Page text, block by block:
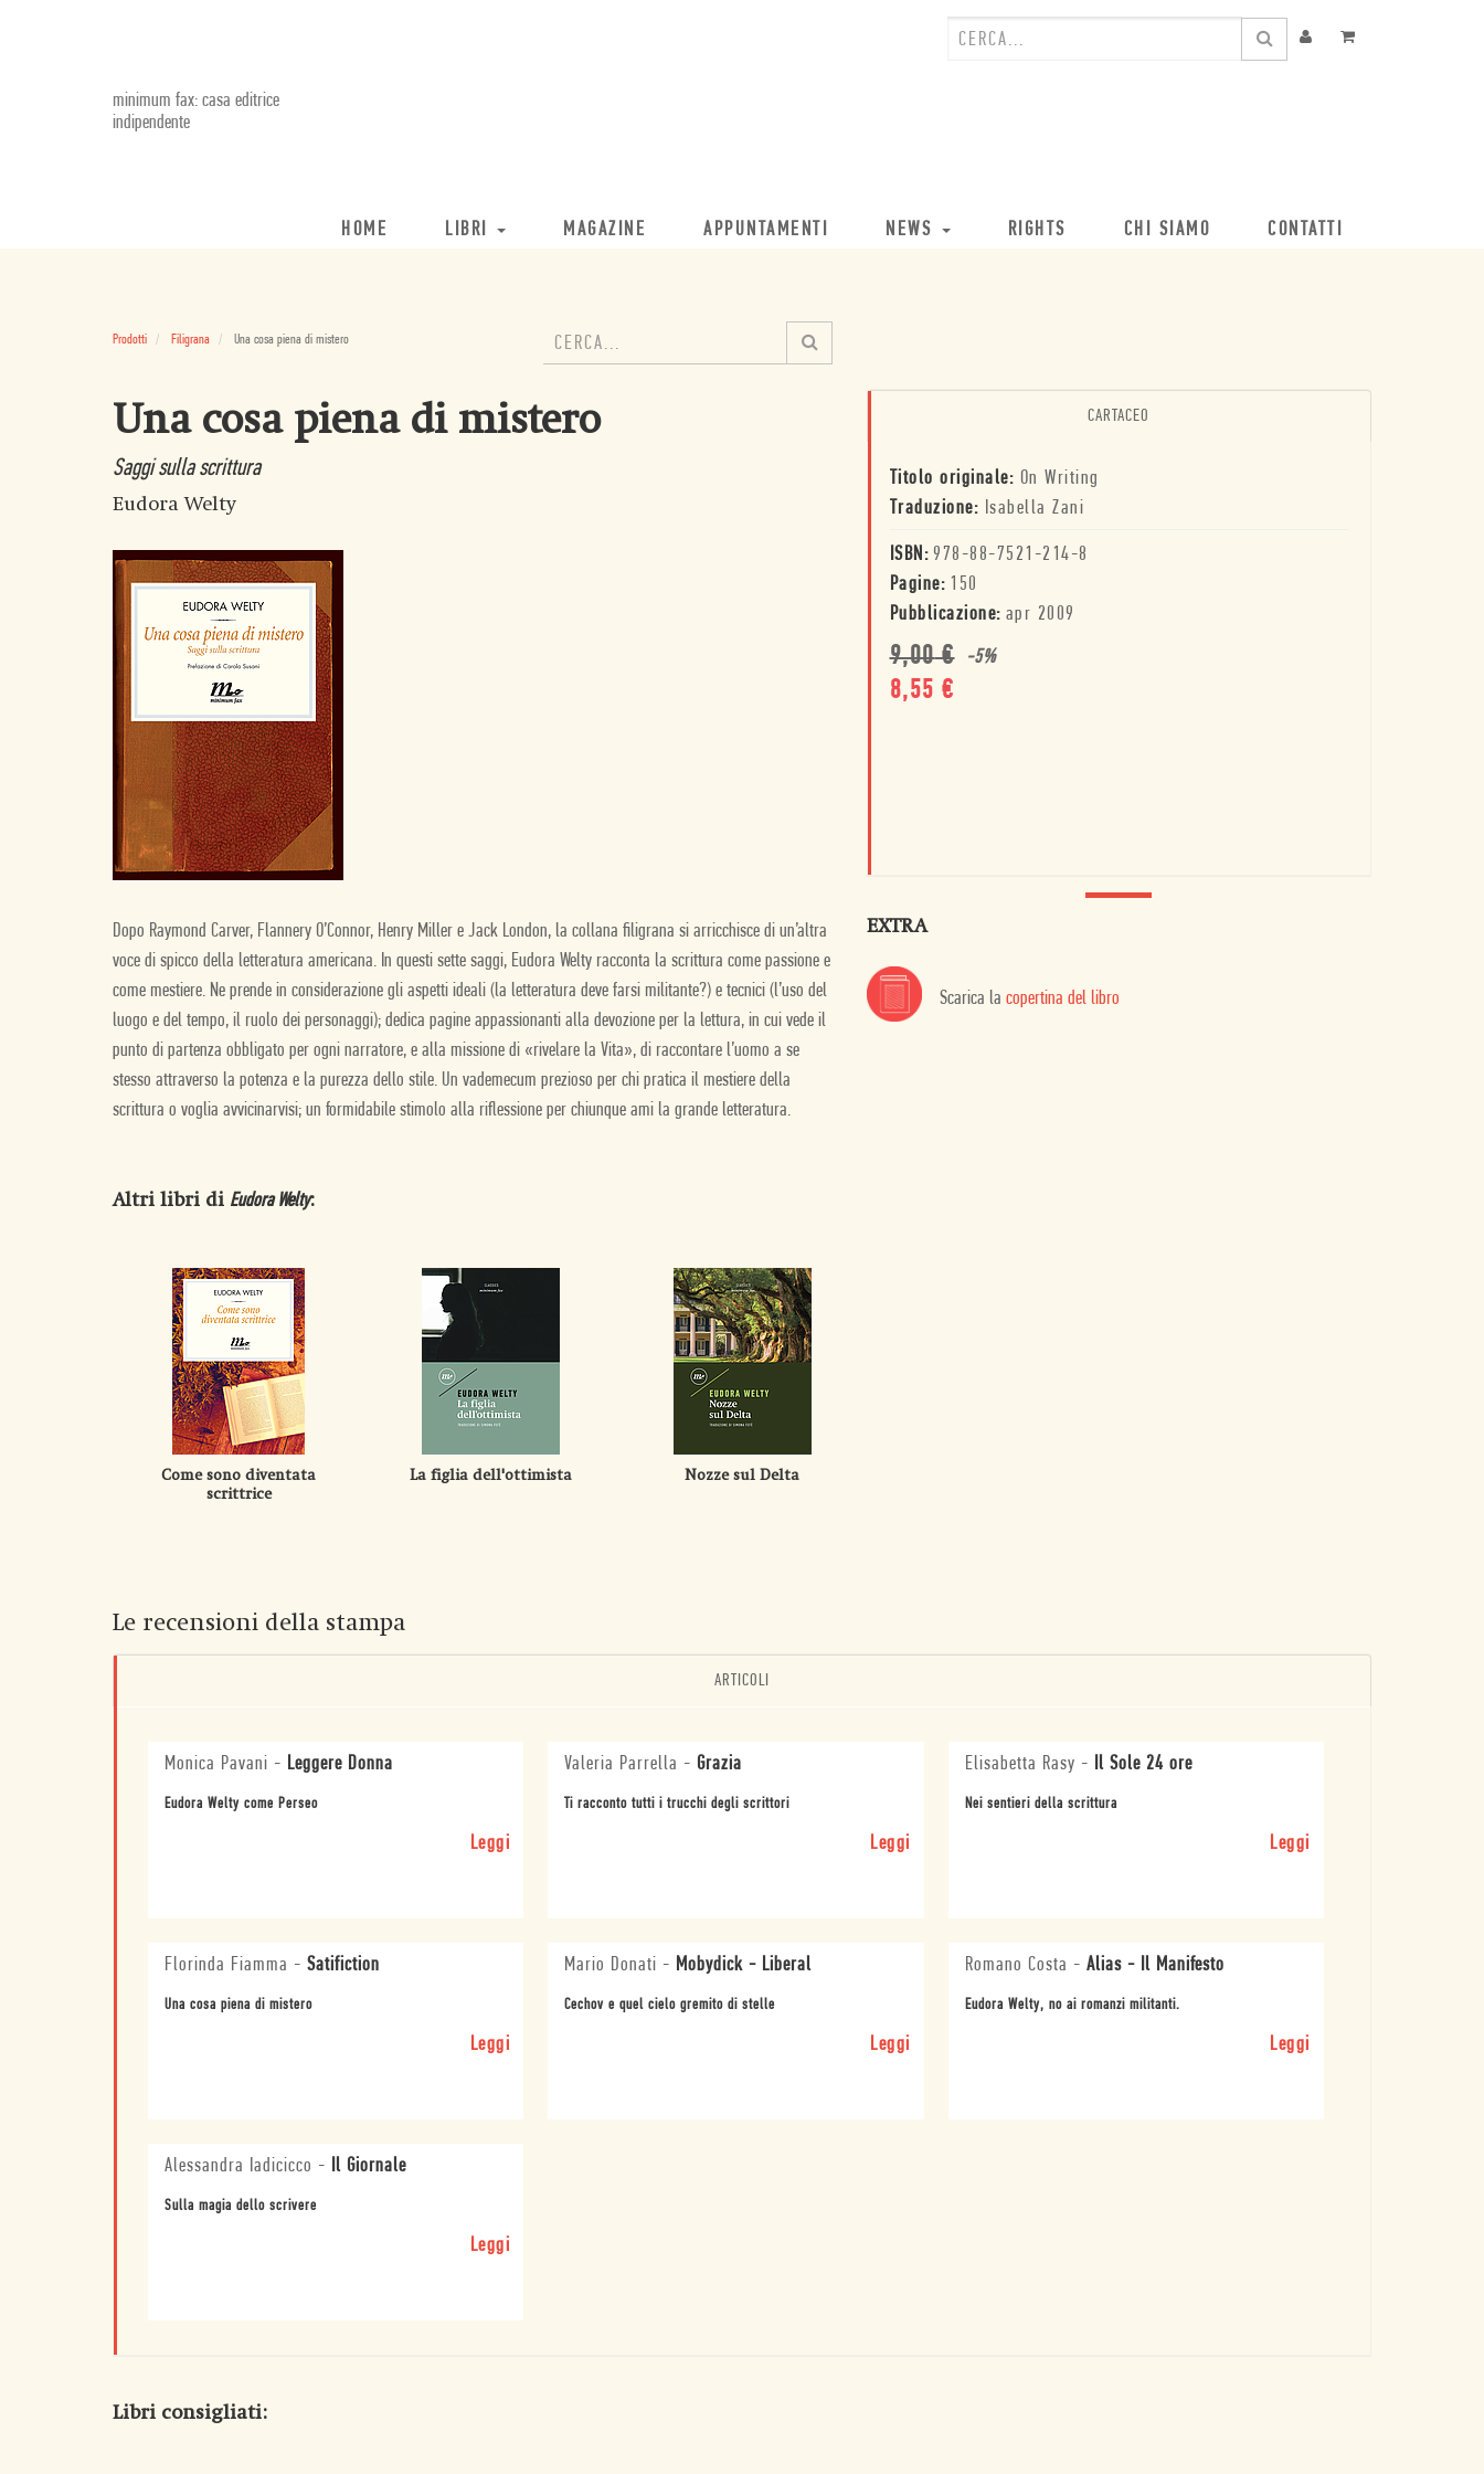
minimum fax: casa editrice
indipendente
HOME LIBRI MAGAZINE APPUNTAMENTI NEWS RIGHTS CHI SIAMO CONTATTI
Prodotti Filigrana Una cosa piena di mistero
Una cosa piena di mistero
Saggi sulla scrittura
Eudora Welty
Dopo Raymond Carver, Flannery O’Connor, Henry Miller e Jack London, la collana filigrana si arricchisce di un’altra
voce di spicco della letteratura americana. In questi sette saggi, Eudora Welty racconta la scrittura come passione e
come mestiere. Ne prende in considerazione gli aspetti ideali (la letteratura deve farsi militante?) e tecnici (l’uso del
luogo e del tempo, il ruolo dei personaggi); dedica pagine appassionanti alla devozione per la lettura, in cui vede il
punto di partenza obbligato per ogni narratore, e alla missione di «rivelare la Vita», di raccontare l’uomo a se
stesso attraverso la potenza e la purezza dello stile. Un vademecum prezioso per chi pratica il mestiere della
scrittura o voglia avvicinarvisi; un formidabile stimolo alla riflessione per chiunque ami la grande letteratura.
CARTACEO
Titolo originale: On Writing
Traduzione: Isabella Zani
ISBN: 978-88-7521-214-8
Pagine: 150
Pubblicazione: apr 2009
9,00€ -5%
8,55 €
EXTRA
Scarica la copertina del libro
Altri libri di Eudora Welty:
Come sono diventata
scrittrice
La figlia dell'ottimista Nozze sul Delta
Le recensioni della stampa
ARTICOLI
Monica Pavani - Leggere Donna
Eudora Welty come Perseo
Leggi
Valeria Parrella - Grazia
Ti racconto tutti i trucchi degli scrittori
Leggi
Elisabetta Rasy - Il Sole 24 ore
Nei sentieri della scrittura
Leggi
Florinda Fiamma - Satifiction
Una cosa piena di mistero
Leggi
Mario Donati - Mobydick - Liberal
Cechov e quel cielo gremito di stelle
Leggi
Romano Costa - Alias - Il Manifesto
Eudora Welty, no ai romanzi militanti.
Leggi
Alessandra Iadicicco - Il Giornale
Sulla magia dello scrivere
Leggi
Libri consigliati: